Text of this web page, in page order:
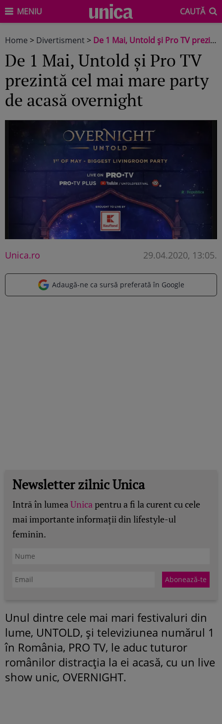
MENIU CAUTĂ
Home > Divertisment > De 1 Mai, Untold și Pro TV prezintă cel mai mare party de acasă overnight
De 1 Mai, Untold și Pro TV
prezintă cel mai mare party
de acasă overnight
Unica.ro 29.04.2020, 13:05.
Adaugă-ne ca sursă preferată în Google
Newsletter zilnic Unica
Intră în lumeaUnicapentru a fi la curent cu cele
mai importante informații din lifestyle-ul
feminin.
Unul dintre cele mai mari festivaluri din
lume, UNTOLD, și televiziunea numărul 1
în România, PRO TV, le aduc tuturor
românilor distracția la ei acasă, cu un live
show unic, OVERNIGHT.